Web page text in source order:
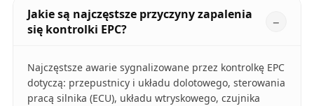
Jakie są najczęstsze przyczyny zapalenia
się kontrolki EPC?
Najczęstsze awarie sygnalizowane przez kontrolkę EPC
dotyczą: przepustnicy i układu dolotowego, sterowania
pracą silnika (ECU), układu wtryskowego, czujnika